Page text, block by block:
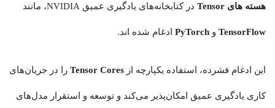
هسته های Tensor در کتابخانه‌های یادگیری عمیق NVIDIA، مانند
TensorFlow و PyTorch ادغام شده اند.
این ادغام فشرده، استفاده یکپارچه از Tensor Cores را در جریان‌های
کاری یادگیری عمیق امکان‌پذیر می‌کند و توسعه و استقرار مدل‌های